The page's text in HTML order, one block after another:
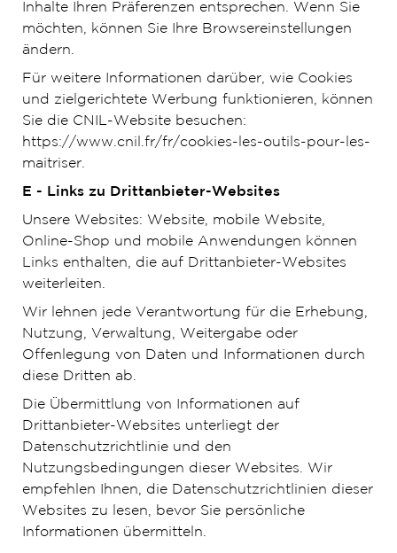
Inhalte Ihren Präferenzen entsprechen. Wenn Sie
möchten, können Sie Ihre Browsereinstellungen
ändern.
Für weitere Informationen darüber, wie Cookies
und zielgerichtete Werbung funktionieren, können
Sie die CNIL-Website besuchen:
https://www.cnil.fr/fr/cookies-les-outils-pour-les-
maitriser.
E - Links zu Drittanbieter-Websites
Unsere Websites: Website, mobile Website,
Online-Shop und mobile Anwendungen können
Links enthalten, die auf Drittanbieter-Websites
weiterleiten.
Wir lehnen jede Verantwortung für die Erhebung,
Nutzung, Verwaltung, Weitergabe oder
Offenlegung von Daten und Informationen durch
diese Dritten ab.
Die Übermittlung von Informationen auf
Drittanbieter-Websites unterliegt der
Datenschutzrichtlinie und den
Nutzungsbedingungen dieser Websites. Wir
empfehlen Ihnen, die Datenschutzrichtlinien dieser
Websites zu lesen, bevor Sie persönliche
Informationen übermitteln.